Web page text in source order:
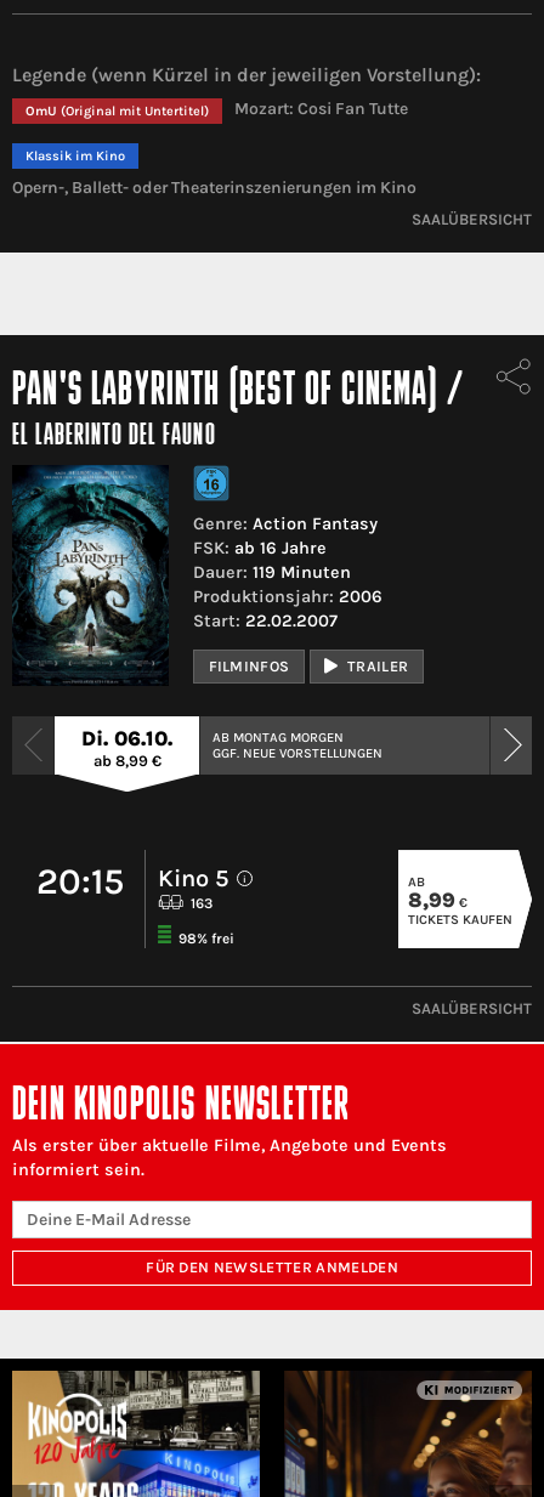
Legende (wenn Kürzel in der jeweiligen Vorstellung):
OmU (Original mit Untertitel) Mozart: Cosi Fan Tutte
Klassik im Kino
Opern-, Ballett- oder Theaterinszenierungen im Kino
SAALÜBERSICHT
PAN'S LABYRINTH (BEST OF CINEMA) /
EL LABERINTO DEL FAUNO
Genre: Action Fantasy
FSK: ab 16 Jahre
Dauer: 119 Minuten
Produktionsjahr: 2006
Start: 22.02.2007
FILMINFOS TRAILER
Di. 06.10.
ab 8,99 €
AB MONTAG MORGEN
GGF. NEUE VORSTELLUNGEN
20:15 Kino 5 i
163
98% frei
AB
8,99 €
TICKETS KAUFEN
SAALÜBERSICHT
DEIN KINOPOLIS NEWSLETTER
Als erster über aktuelle Filme, Angebote und Events
informiert sein.
FÜR DEN NEWSLETTER ANMELDEN